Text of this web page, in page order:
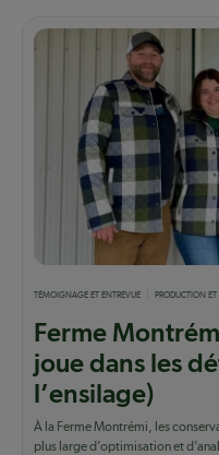
TÉMOIGNAGE ET ENTREVUE PRODUCTION
Ferme
joue dans les
l’ensilage)
À la Ferme Montrémi, les
plus large d’optimisation et